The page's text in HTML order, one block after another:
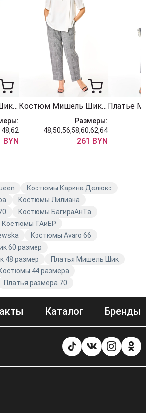
Костюм Мишель Шик 1459 малина + цветы
48,62
BYN
Костюм Мишель Шик 1454 белый + гленчек
Размеры:
48,50,56,58,60,62,64
261 BYN
Костюмы Карина Делюкс
Костюмы Лилиана
Костюмы БагираАнТа
Костюмы TAиЕР
Костюмы Avaro 66
60 размер
48 размер
Платья Мишель Шик
Костюмы 44 размера
Платья размера 70
Каталог Бренды